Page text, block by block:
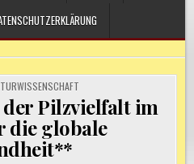
Pilzvielfalt im
die globale